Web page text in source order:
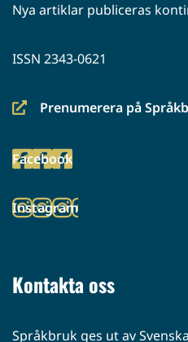
Nya artiklar publiceras
ISSN 2343-0621
Prenumerera på
(siirryt
palveluun)
Facebook
(siirryt
palveluun)
Instagram
(siirryt
Kontakta oss
Språkbruk ges ut av